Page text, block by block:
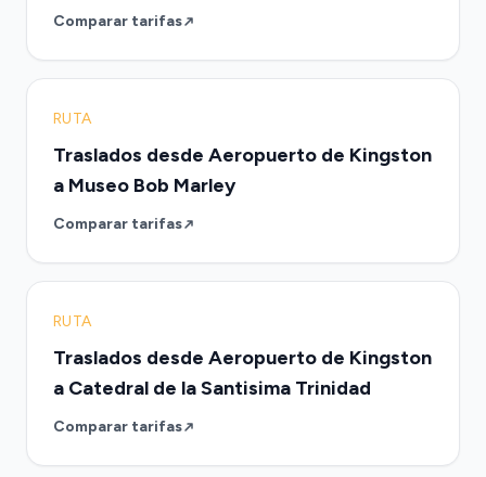
Comparar tarifas
RUTA
Traslados desde Aeropuerto de Kingston
a Museo Bob Marley
Comparar tarifas
RUTA
Traslados desde Aeropuerto de Kingston
a Catedral de la Santisima Trinidad
Comparar tarifas